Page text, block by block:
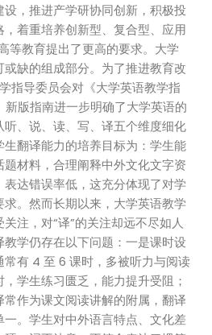
，推进产学研协同创新，积极投
着重培养创新型、复合型、应用
等教育提出了更高的要求。大学
缺的组成部分。为了推进教育改
指导委员会对《大学英语教学指
版指南进一步明确了大学英语的
、说、读、写、译五个维度细化
翻译能力的培养目标为：学生能
材料，合理阐释中外文化文字资
达错误率低，这充分体现了对学
。然而长期以来，大学英语教学
注，对“译”的关注却远不尽如人
学仍存在以下问题：一是课时设
有 4 至 6 课时，多被听力与阅读
学生练习匮乏，能力提升受阻；
作为课文阅读讲解的附属，翻译
。学生对中外语言特点、文化差